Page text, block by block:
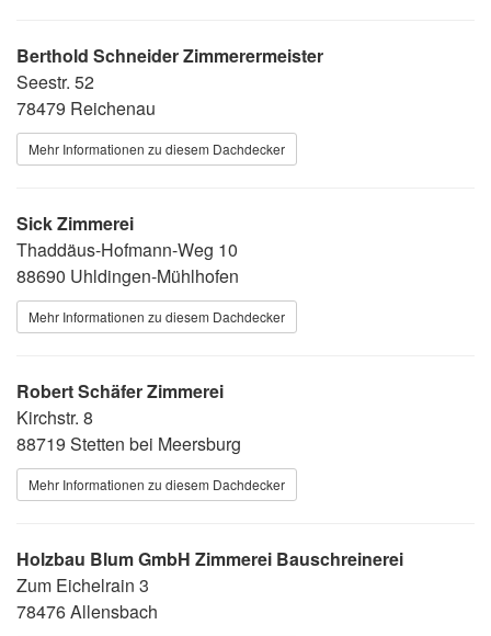
Berthold Schneider Zimmerermeister
Seestr. 52
78479 Reichenau
Mehr Informationen zu diesem Dachdecker
Sick Zimmerei
Thaddäus-Hofmann-Weg 10
88690 Uhldingen-Mühlhofen
Mehr Informationen zu diesem Dachdecker
Robert Schäfer Zimmerei
Kirchstr. 8
88719 Stetten bei Meersburg
Mehr Informationen zu diesem Dachdecker
Holzbau Blum GmbH Zimmerei Bauschreinerei
Zum Eichelrain 3
78476 Allensbach